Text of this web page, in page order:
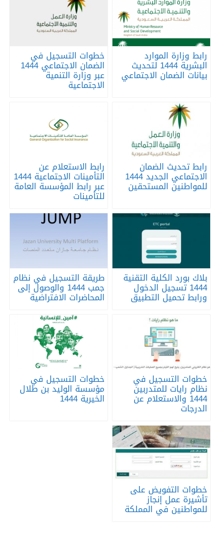
رابط وزارة الموارد
البشرية 1444 لتحديث
بيانات الضمان الاجتماعي
خطوات التسجيل في
الضمان الاجتماعي 1444
عبر وزارة التنمية
الاجتماعية
رابط تحديث الضمان
الاجتماعي الجديد 1444
للمواطنين المستحقين
رابط الاستعلام عن
التأمينات الاجتماعية 1444
عبر رابط المؤسسة العامة
للتأمينات
بلاك بورد الكلية التقنية
1444 تسجيل الدخول
ورابط تحميل التطبيق
طريقة التسجيل في نظام
جمب 1444 والوصول إلى
المحاضرات الافتراضية
خطوات التسجيل في
نظام رايات للمتدربين
1444 والاستعلام عن
الدرجات
خطوات التسجيل في
مؤسسة الوليد بن طلال
الخيرية 1444
خطوات التفويض على
تأشيرة عمل إنجاز
للمواطنين في المملكة